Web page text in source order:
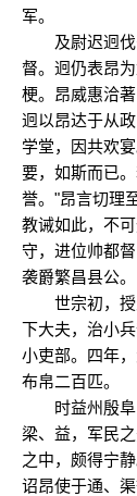
军。
及尉迟迥伐
督。迥仍表昂
梗。昂威惠洽
迥以昂达于从
学堂，因共欢
要，如斯而已
誉。"昂言切理
教诫如此，不
守，进位帅都
袭爵繁昌县公。
世宗初，授
下大夫，治小
小吏部。四年
布帛二百匹。
时益州殷阜
梁、益，军民
之中，颇得宁
诏昂使于通、